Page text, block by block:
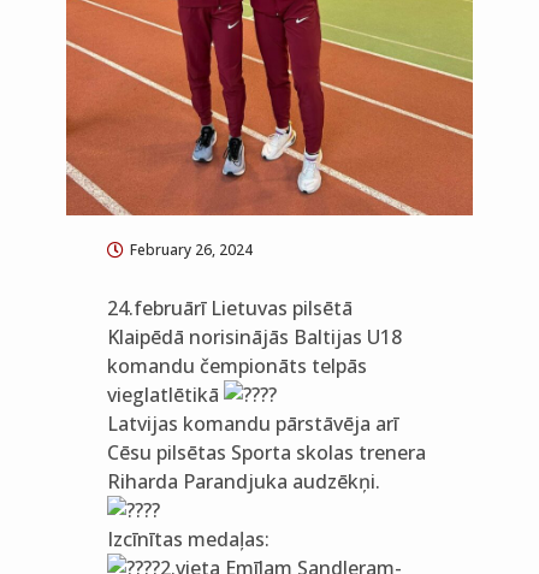
February 26, 2024
24.februārī Lietuvas pilsētā
Klaipēdā norisinājās Baltijas U18
komandu čempionāts telpās
vieglatlētikā
Latvijas komandu pārstāvēja arī
Cēsu pilsētas Sporta skolas trenera
Riharda Parandjuka audzēkņi.
Izcīnītas medaļas:
2.vieta Emīlam Sandleram-